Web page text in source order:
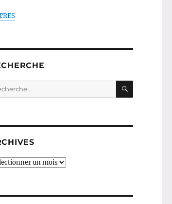
Soin douche hydratant – Essena »
: